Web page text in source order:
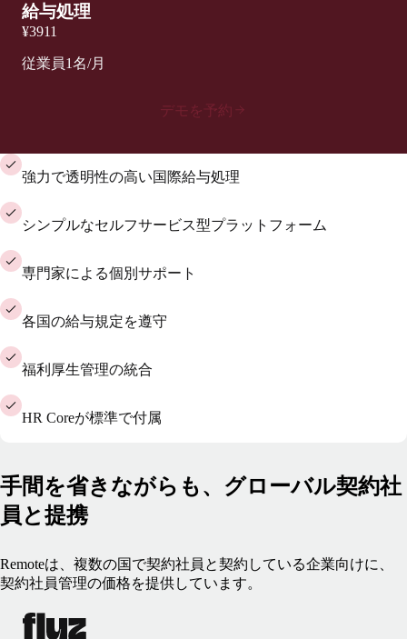
給与処理
¥3911
従業員1名/月
デモを予約
強力で透明性の高い国際給与処理
シンプルなセルフサービス型プラットフォーム
専門家による個別サポート
各国の給与規定を遵守
福利厚生管理の統合
HR Coreが標準で付属
手間を省きながらも、グローバル契約社
員と提携
Remoteは、複数の国で契約社員と契約している企業向けに、
契約社員管理の価格を提供しています。